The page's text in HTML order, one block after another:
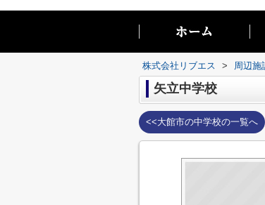
株式会社リブエス > 周辺施
矢立中学校
<<大館市の中学校の一覧へ